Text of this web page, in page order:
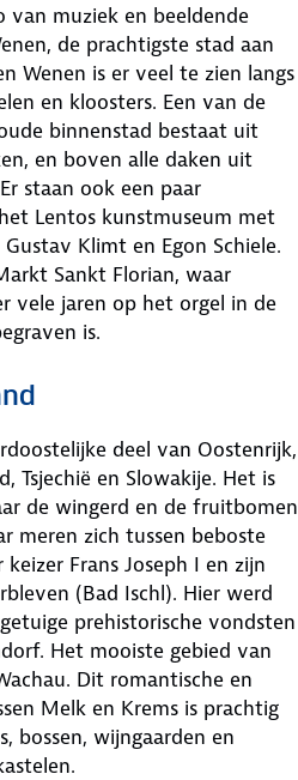
van muziek en beeldende
de prachtigste stad aan
Wenen is er veel te zien langs
en kloosters. Een van de
binnenstad bestaat uit
en boven alle daken uit
staan ook een paar
Lentos kunstmuseum met
Klimt en Egon Schiele.
Sankt Florian, waar
vele jaren op het orgel in de
is.
deel van Oostenrijk,
Tsjechië en Slowakije. Het is
de wingerd en de fruitbomen
meren zich tussen beboste
Frans Joseph I en zijn
(Bad Ischl). Hier werd
prehistorische vondsten
Het mooiste gebied van
Dit romantische en
Melk en Krems is prachtig
bossen, wijngaarden en